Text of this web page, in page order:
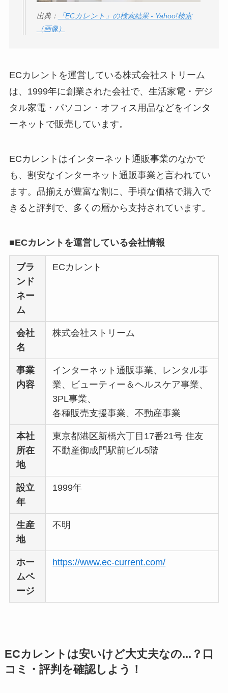
出典：
「ECカレント」の検索結果 - Yahoo!検索
（画像）
ECカレントを運営している株式会社ストリーム
は、1999年に創業された会社で、生活家電・デジ
タル家電・パソコン・オフィス用品などをインタ
ーネットで販売しています。
ECカレントはインターネット通販事業のなかで
も、割安なインターネット通販事業と言われてい
ます。品揃えが豊富な割に、手頃な価格で購入で
きると評判で、多くの層から支持されています。
■ECカレントを運営している会社情報
ブラ
ンド
ネー
ム
ECカレント
会社
名
株式会社ストリーム
事業
内容
インターネット通販事業、レンタル事
業、ビューティー＆ヘルスケア事業、
3PL事業、
各種販売支援事業、不動産事業
本社
所在
地
東京都港区新橋六丁目17番21号 住友
不動産御成門駅前ビル5階
設立
年
1999年
生産
地
不明
ホー
ムペ
ージ
https://www.ec-current.com/
ECカレントは安いけど大丈夫なの...？口
コミ・評判を確認しよう！